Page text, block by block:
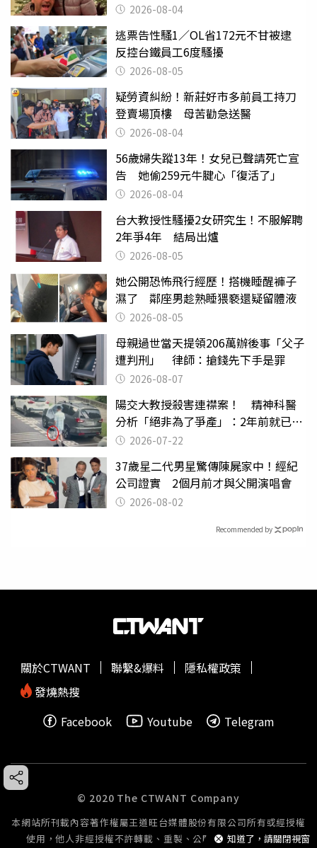
2026-08-04
逃票告性騷1／OL省172元不甘被逮
反控台鐵員工6度騷擾
2026-08-05
疑勞資糾紛！新莊好市多前員工持刀
登賣場頂樓 母苦勸急送醫
2026-08-04
56歲婦失蹤13年！女兒已聲請死亡宣
告 她偷259元牛腱心「復活了」
2026-08-04
台大教授性騷擾2女研究生！不服解聘
2年爭4年 結局出爐
2026-08-05
她公開恐怖飛行經歷！搭機睡醒褲子
濕了 鄰座男趁熟睡猥褻還疑留體液
2026-08-05
母親過世當天提領206萬辦後事「父子
遭判刑」 律師：搶錢先下手是罪
2026-08-07
陽交大教授殺害連襟案！ 精神科醫
分析「絕非為了爭產」：2年前就已言
行詭異
2026-07-22
37歲星二代男星驚傳陳屍家中！經紀
公司證實 2個月前才與父開演唱會
2026-08-02
Recommended by
知道了，請關閉視窗
關於CTWANT 聯繫&爆料
隱私權政策
發燒熱搜
Facebook
Youtube Telegram
© 2020 The CTWANT Company
本網站所刊載內容著作權屬王道旺台媒體股份有限公司所有或經授權
使用，他人非經授權不許轉載、重製、公開播送或公開傳輸。